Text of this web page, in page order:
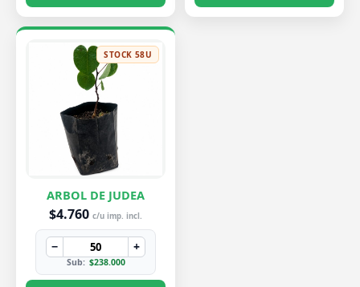
STOCK 58U
ARBOL DE JUDEA
$4.760 c/u imp. incl.
− +
Sub: $238.000